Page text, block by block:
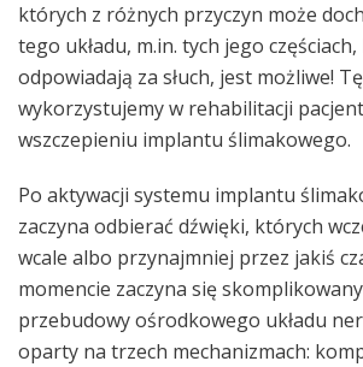
których z różnych przyczyn może
tego układu, m.in. tych jego
odpowiadają za słuch, jest możliwe!
wykorzystujemy w rehabilitacji
wszczepieniu implantu ślimakowego.
Po aktywacji systemu implantu
zaczyna odbierać dźwięki, których
wcale albo przynajmniej przez jakiś
momencie zaczyna się
przebudowy ośrodkowego układu
oparty na trzech mechanizmach: